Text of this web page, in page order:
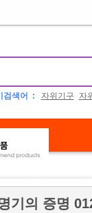
검색어 : 자위기구 자
기의 증명